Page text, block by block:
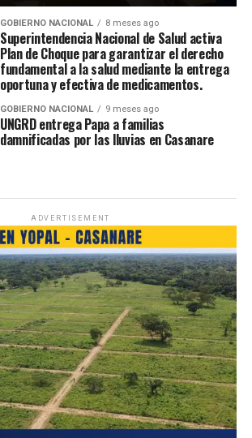
GOBIERNO NACIONAL 8 meses ago
Superintendencia Nacional de Salud activa
Plan de Choque para garantizar el derecho
fundamental a la salud mediante la entrega
oportuna y efectiva de medicamentos.
GOBIERNO NACIONAL 9 meses ago
UNGRD entrega Papa a familias
damnificadas por las lluvias en Casanare
ADVERTISEMENT